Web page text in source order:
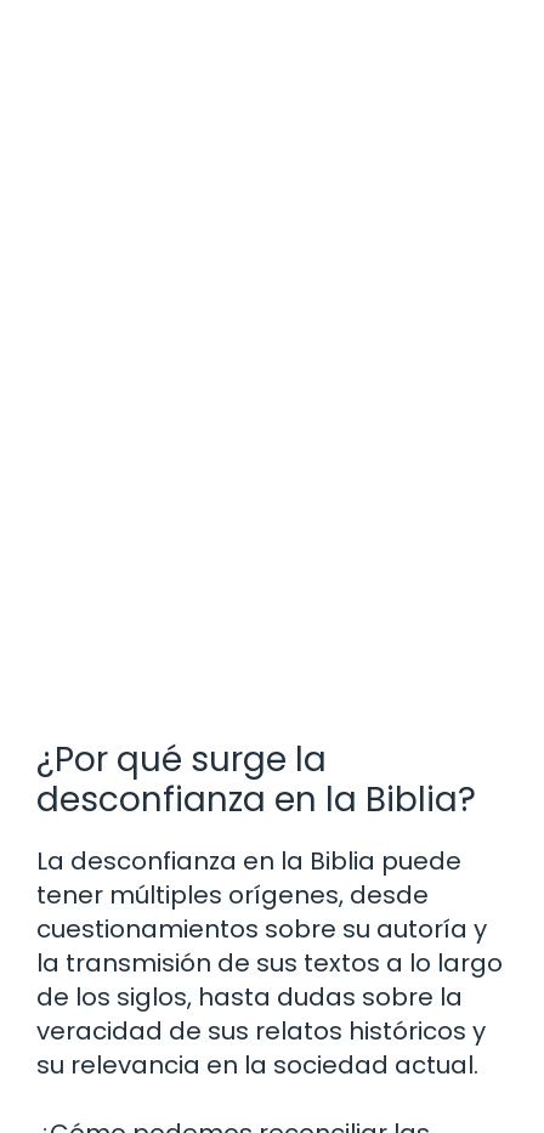
¿Por qué surge la
desconfianza en la Biblia?
La desconfianza en la Biblia puede
tener múltiples orígenes, desde
cuestionamientos sobre su autoría y
la transmisión de sus textos a lo largo
de los siglos, hasta dudas sobre la
veracidad de sus relatos históricos y
su relevancia en la sociedad actual.